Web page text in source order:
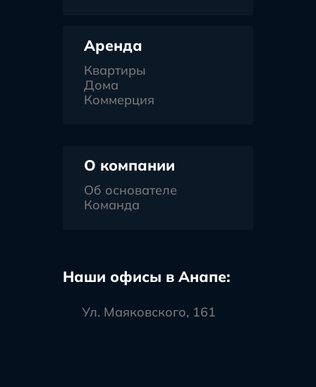
Аренда
Квартиры
Дома
Коммерция
О компании
Об основателе
Команда
Наши офисы в Анапе:
Ул. Маяковского, 161